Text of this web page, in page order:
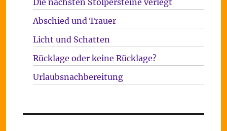
Die nächsten Stolpersteine verlegt
Abschied und Trauer
Licht und Schatten
Rücklage oder keine Rücklage?
Urlaubsnachbereitung